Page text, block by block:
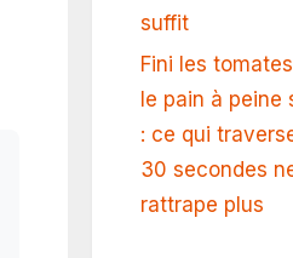
suffit
Fini les
le pain à peine
: ce qui
30 secondes
rattrape plus